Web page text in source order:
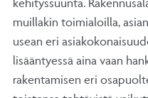
muillakin toimialoilla,
usean eri
lisääntyessä aina vaan
rakentamisen eri